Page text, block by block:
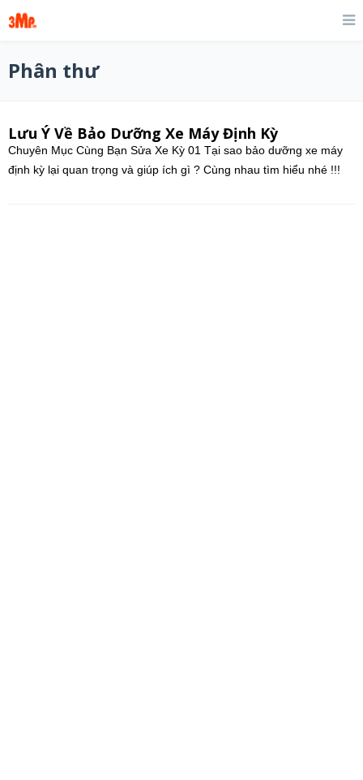
Phân thư
Lưu Ý Về Bảo Dưỡng Xe Máy Định Kỳ
Chuyên Mục Cùng Bạn Sửa Xe Kỳ 01 Tại sao bảo dưỡng xe máy
định kỳ lại quan trọng và giúp ích gì ? Cùng nhau tìm hiểu nhé !!!